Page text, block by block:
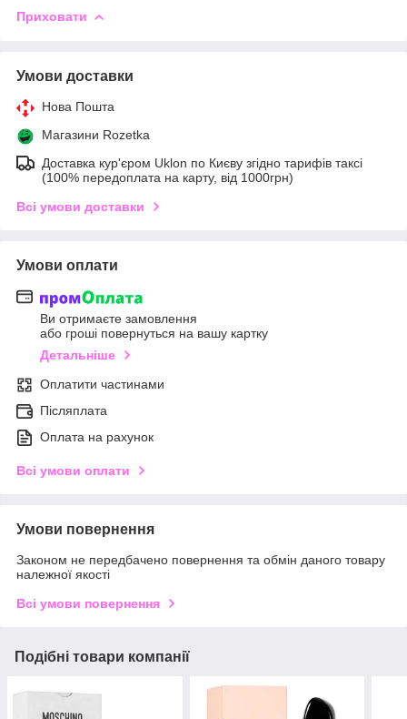
Приховати
Умови доставки
Нова Пошта
Магазини Rozetka
Доставка кур'єром Uklon по Києву згідно тарифів таксі
(100% передоплата на карту, від 1000грн)
Всі умови доставки
Умови оплати
Ви отримаєте замовлення
або гроші повернуться на вашу картку
Детальніше
Оплатити частинами
Післяплата
Оплата на рахунок
Всі умови оплати
Умови повернення
Законом не передбачено повернення та обмін даного товару
належної якості
Всі умови повернення
Подібні товари компанії